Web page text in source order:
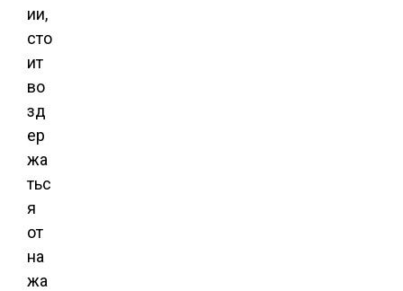
ии,
сто
ит
во
зд
ер
жа
тьс
я
от
на
жа